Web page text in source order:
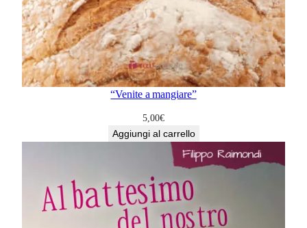
“Venite a mangiare”
5,00€
Aggiungi al carrello